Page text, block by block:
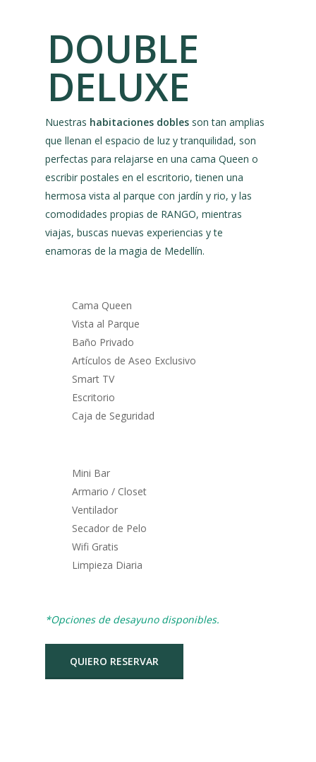
DOUBLE
DELUXE
Nuestras habitaciones dobles son tan amplias
que llenan el espacio de luz y tranquilidad, son
perfectas para relajarse en una cama Queen o
escribir postales en el escritorio, tienen una
hermosa vista al parque con jardín y rio, y las
comodidades propias de RANGO, mientras
viajas, buscas nuevas experiencias y te
enamoras de la magia de Medellín.
Cama Queen
Vista al Parque
Baño Privado
Artículos de Aseo Exclusivo
Smart TV
Escritorio
Caja de Seguridad
Mini Bar
Armario / Closet
Ventilador
Secador de Pelo
Wifi Gratis
Limpieza Diaria
*Opciones de desayuno disponibles.
QUIERO RESERVAR